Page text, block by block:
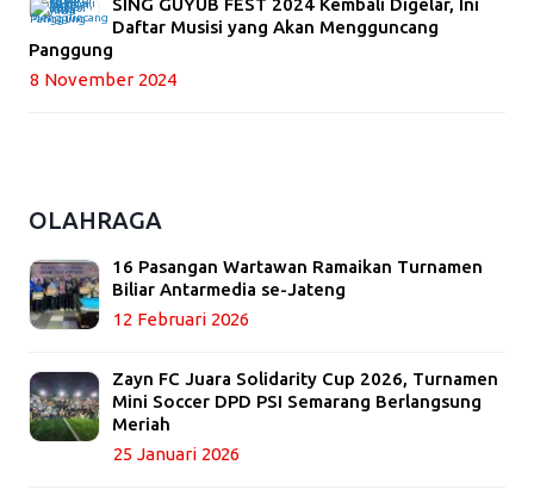
SING GUYUB FEST 2024 Kembali Digelar, Ini
Daftar Musisi yang Akan Mengguncang
Panggung
8 November 2024
OLAHRAGA
16 Pasangan Wartawan Ramaikan Turnamen
Biliar Antarmedia se-Jateng
12 Februari 2026
Zayn FC Juara Solidarity Cup 2026, Turnamen
Mini Soccer DPD PSI Semarang Berlangsung
Meriah
25 Januari 2026